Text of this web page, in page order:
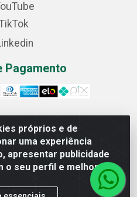
próprios e de
uma experiência
apresentar publicidade
o seu perfil e melhorar a
Pagamento
LTDA - Avenida
Centro Industrial, Carmo do
000 - 03.064.064/0001-44